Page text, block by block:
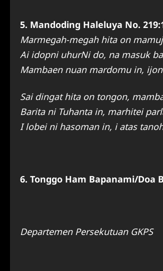
5. Mandoding Haleluya No.
Marmegah-megah hita on
Ai idopni uhurNi do, na masuk
Mambaen nuan mardomu in,
Sai dingat hita on tongon,
Barita ni Tuhanta in, marhitei
I lobei ni hasoman in, i atas
6. Tonggo Ham Bapanami/Doa
Departemen Persekutuan GKPS